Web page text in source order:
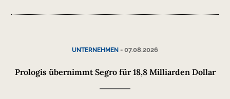
UNTERNEHMEN - 07.08.2026
Prologis übernimmt Segro für 18,8 Milliarden Dollar